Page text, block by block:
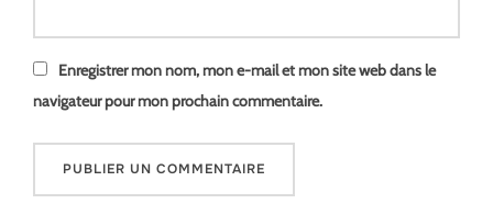
Enregistrer mon nom, mon e-mail et mon site web dans le
navigateur pour mon prochain commentaire.